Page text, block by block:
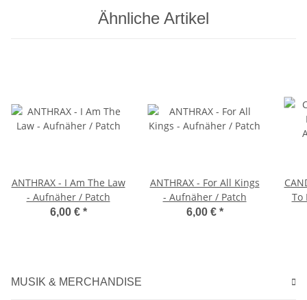
Ähnliche Artikel
ANTHRAX - I Am The Law
- Aufnäher / Patch
6,00 € *
ANTHRAX - For All Kings
- Aufnäher / Patch
6,00 € *
To
MUSIK & MERCHANDISE